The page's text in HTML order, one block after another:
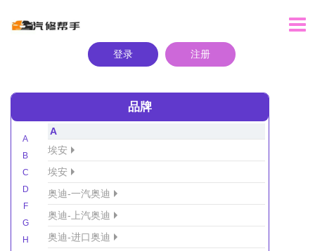
登录 注册
品牌
A
B
C
D
F
G
H
A
埃安
埃安
奥迪-一汽奥迪
奥迪-上汽奥迪
奥迪-进口奥迪